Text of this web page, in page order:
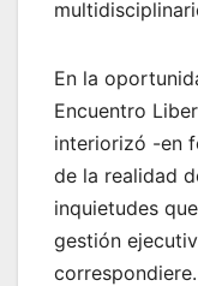
En la
Encuentro
interiorizó -en
de la realidad
inquietudes
gestión
correspondiere.